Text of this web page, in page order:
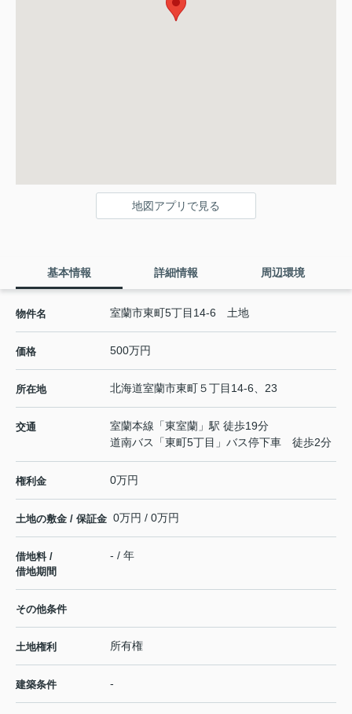
地図アプリで見る
基本情報 詳細情報 周辺環境
物件名 室蘭市東町5丁目14-6 土地
価格 500万円
所在地 北海道室蘭市東町５丁目14-6、23
交通 室蘭本線 「東室蘭 」駅 徒歩19分
道南バス「東町5丁目」バス停下車 徒歩2分
権利金 0万円
土地の敷金 / 保証金 0万円 / 0万円
借地料 /
借地期間
- / 年
その他条件
土地権利 所有権
建築条件 -